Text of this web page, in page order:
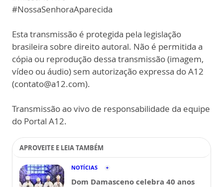
#NossaSenhoraAparecida
Esta transmissão é protegida pela legislação
brasileira sobre direito autoral. Não é permitida a
cópia ou reprodução dessa transmissão (imagem,
vídeo ou áudio) sem autorização expressa do A12
(contato@a12.com).
Transmissão ao vivo de responsabilidade da equipe
do Portal A12.
APROVEITE E LEIA TAMBÉM
NOTÍCIAS
Dom Damasceno celebra 40 anos